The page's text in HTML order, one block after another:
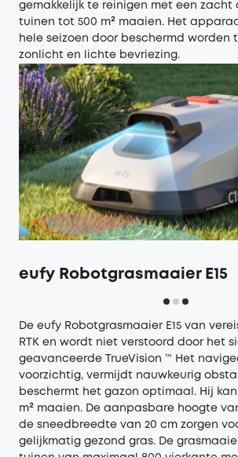
gemakkelijk te reinigen met een zacht
tuinen tot 500 m² maaien. Het
hele seizoen door beschermd worden
zonlicht en lichte bevriezing.
eufy Robotgrasmaaier E15
De eufy Robotgrasmaaier E15 van
RTK en wordt niet verstoord door het
geavanceerde TrueVision ™ Het
voorzichtig, vermijdt nauwkeurig
beschermt het gazon optimaal. Hij
m² maaien. De aanpasbare hoogte
de sneedbreedte van 20 cm zorgen
gelijkmatig gezond gras. De